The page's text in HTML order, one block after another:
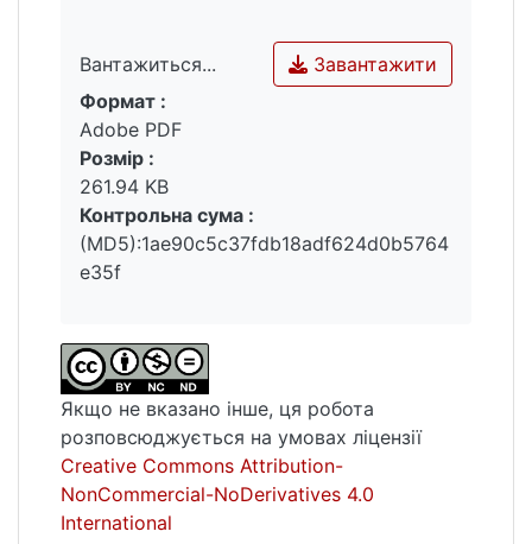
уможливлюють подальше вивчення
запропонованої проблеми.
Ключові слова: веб-сайти, жанри,
Інтернет-ЗМІ, контент, мас-медіа, образ,
оцінки, проблематика, публікації.
Вантажиться...
Вантажиться...
Завантажити
Формат :
Adobe PDF
Розмір :
261.94 KB
Контрольна сума :
(MD5):1ae90c5c37fdb18adf624d0b5764
e35f
Якщо не вказано інше, ця робота
розповсюджується на умовах ліцензії
Creative Commons Attribution-
NonCommercial-NoDerivatives 4.0
International